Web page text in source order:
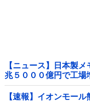
【ニュース】日本製
兆５０００億円で工場
【速報】イオンモー